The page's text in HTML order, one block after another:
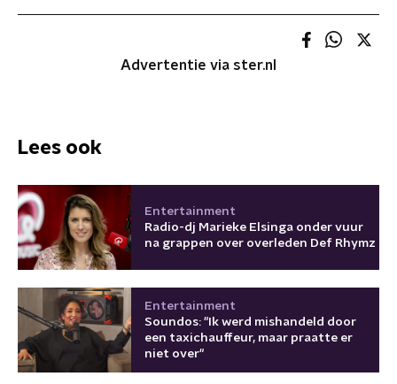
Advertentie via ster.nl
Lees ook
Entertainment
Radio-dj Marieke Elsinga onder vuur
na grappen over overleden Def Rhymz
Entertainment
Soundos: "Ik werd mishandeld door
een taxichauffeur, maar praatte er
niet over"